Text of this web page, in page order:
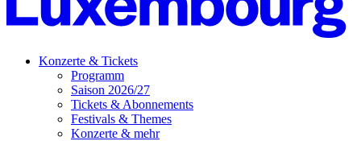
Konzerte & Tickets
Programm
Saison 2026/27
Tickets & Abonnements
Festivals & Themes
Konzerte & mehr